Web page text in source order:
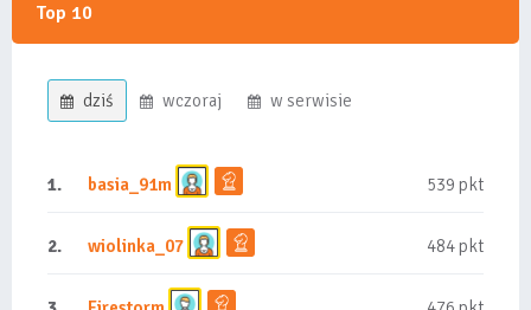
Top 10
dziś wczoraj w serwisie
1. basia_91m 539 pkt
2. wiolinka_07 484 pkt